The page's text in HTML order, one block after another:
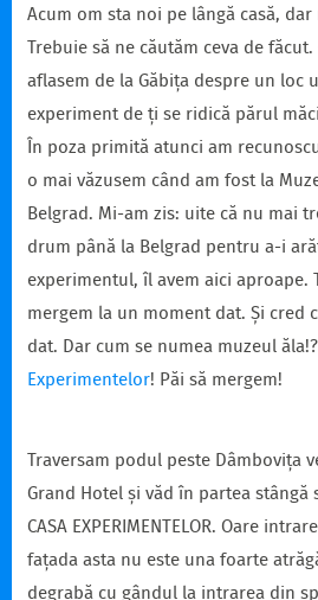
Acum om sta noi pe lângă casă,
Trebuie să ne căutăm ceva de
aflasem de la Găbița despre un loc
experiment de ți se ridică părul
În poza primită atunci am
o mai văzusem când am fost la
Belgrad. Mi-am zis: uite că nu mai
drum până la Belgrad pentru a-i
experimentul, îl avem aici aproape.
mergem la un moment dat. Și cred
dat. Dar cum se numea muzeul
Experimentelor! Păi să mergem!
Traversam podul peste Dâmbovița
Grand Hotel și văd în partea
CASA EXPERIMENTELOR. Oare
fațada asta nu este una foarte